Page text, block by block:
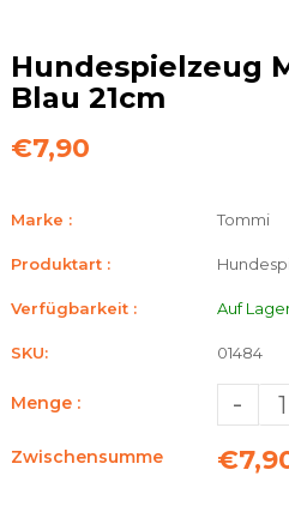
Hundespielzeug
Blau 21cm
€7,90
Marke : Tommi
Produktart :
Verfügbarkeit : Auf
SKU: 01484
Menge : -
Zwischensumme